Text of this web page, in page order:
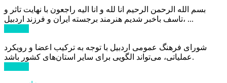
بسم الله الرحمن الرحیم انا لله و انا الیه راجعون با نهایت تاثر و
تاسف باخبر شدیم هنرمند برجسته ایران و فرزند اردبیل، ...
شورای فرهنگ عمومی اردبیل با توجه به ترکیب اعضا و رویکرد
عملیاتی، می‌تواند الگویی برای سایر استان‌های کشور باشد.